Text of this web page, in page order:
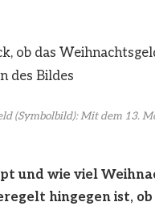
(Symbolbild): Mit dem 13.
und wie viel
hingegen ist,